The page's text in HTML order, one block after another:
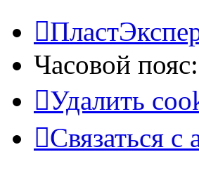
Часовой пояс:
Удалить
Связаться